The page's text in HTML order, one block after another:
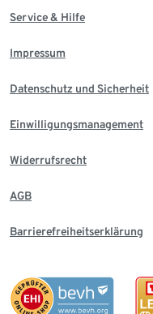
Service & Hilfe
Impressum
Datenschutz und Sicherheit
Einwilligungsmanagement
Widerrufsrecht
AGB
Barrierefreiheitserklärung